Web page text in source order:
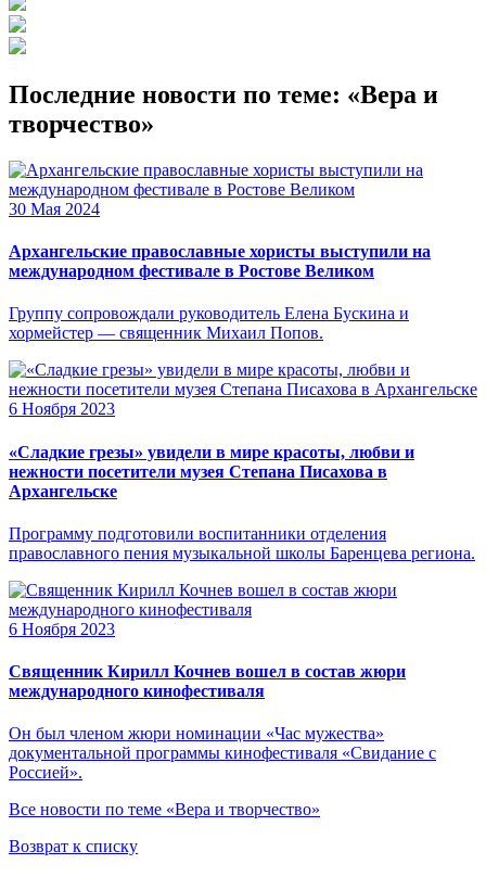
Последние новости по теме: «Вера и
творчество»
30 Мая 2024
Архангельские православные хористы выступили на
международном фестивале в Ростове Великом
Группу сопровождали руководитель Елена Бускина и
хормейстер — священник Михаил Попов.
6 Ноября 2023
«Сладкие грезы» увидели в мире красоты, любви и
нежности посетители музея Степана Писахова в
Архангельске
Программу подготовили воспитанники отделения
православного пения музыкальной школы Баренцева региона.
6 Ноября 2023
Священник Кирилл Кочнев вошел в состав жюри
международного кинофестиваля
Он был членом жюри номинации «Час мужества»
документальной программы кинофестиваля «Свидание с
Россией».
Все новости по теме «Вера и творчество»
Возврат к списку